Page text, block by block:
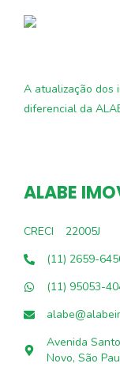
A atualização dos
diferencial da
ALABE
CRECI
22005J
(11) 2659-
(11) 95053-
Avenida
Novo, São